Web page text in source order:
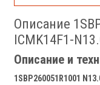
Описание
ICMK14F1-
Описание и
1SBP260051R1001